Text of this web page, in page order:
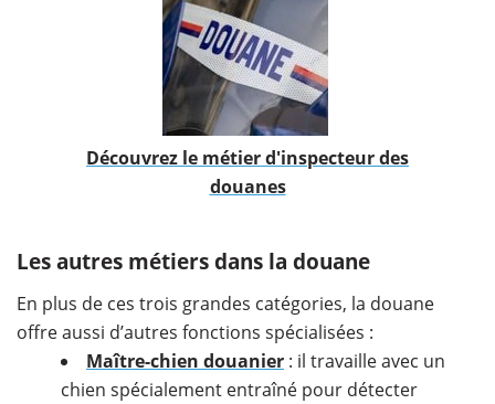
Découvrez le métier d'inspecteur des
douanes
Les autres métiers dans la douane
En plus de ces trois grandes catégories, la douane
offre aussi d’autres fonctions spécialisées :
Maître-chien douanier : il travaille avec un
chien spécialement entraîné pour détecter